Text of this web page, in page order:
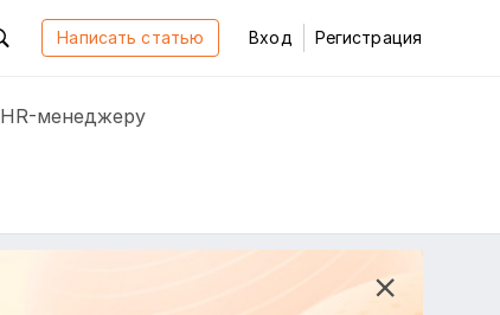
Написать статью Вход Регистрация
HR-менеджеру